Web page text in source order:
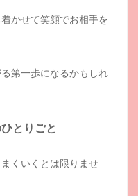
かせて笑顔でお相手を
第一歩になるかもしれ
とりごと
くいくとは限りませ